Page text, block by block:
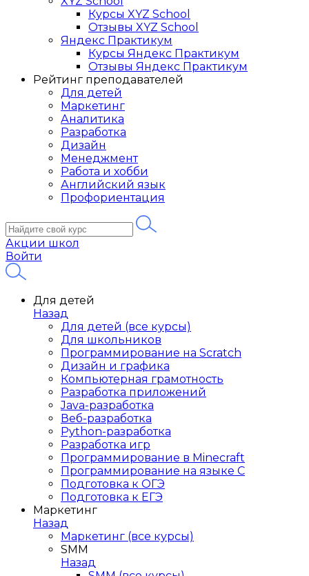
Курсы XYZ School
Отзывы XYZ School
Яндекс Практикум
Курсы Яндекс Практикум
Отзывы Яндекс Практикум
Рейтинг преподавателей
Для детей
Маркетинг
Аналитика
Разработка
Дизайн
Менеджмент
Работа и хобби
Английский язык
Профориентация
Акции школ
Войти
Для детей
Назад
Для детей (все курсы)
Для школьников
Программирование на Scratch
Дизайн и графика
Компьютерная грамотность
Разработка приложений
Java-разработка
Веб-разработка
Python-разработка
Разработка игр
Программирование в Minecraft
Программирование на языке C
Подготовка к ОГЭ
Подготовка к ЕГЭ
Маркетинг
Назад
Маркетинг (все курсы)
SMM
Назад